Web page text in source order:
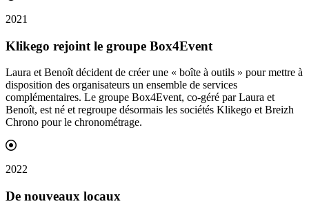
2021
Klikego rejoint le groupe Box4Event
Laura et Benoît décident de créer une « boîte à outils » pour mettre à
disposition des organisateurs un ensemble de services
complémentaires. Le groupe Box4Event, co-géré par Laura et
Benoît, est né et regroupe désormais les sociétés Klikego et Breizh
Chrono pour le chronométrage.
2022
De nouveaux locaux